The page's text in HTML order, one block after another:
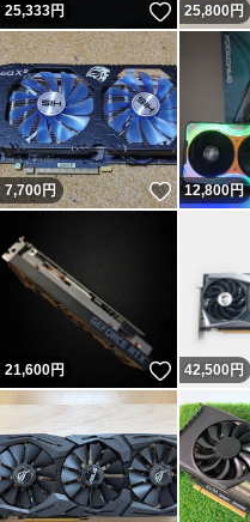
25,333円 いいね！
25,800円
7,700円 いいね！
12,800円
21,600円 いいね！
42,500 円